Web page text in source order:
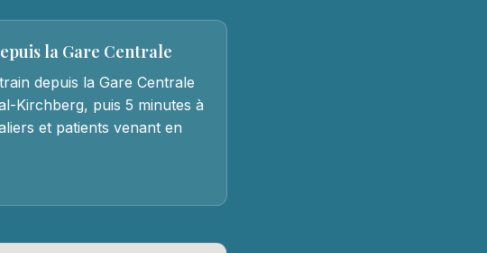
la Gare Centrale
depuis la Gare Centrale
Kirchberg, puis 5 minutes à
et patients venant en